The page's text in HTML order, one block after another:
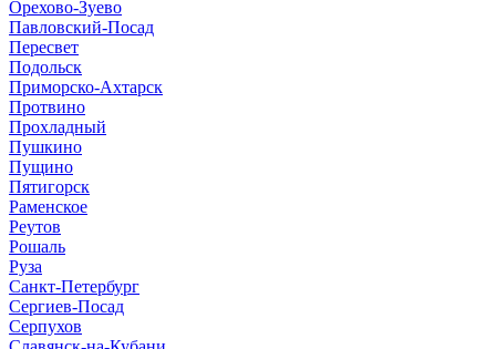
Орехово-Зуево
Павловский-Посад
Пересвет
Подольск
Приморско-Ахтарск
Протвино
Прохладный
Пушкино
Пущино
Пятигорск
Раменское
Реутов
Рошаль
Руза
Санкт-Петербург
Сергиев-Посад
Серпухов